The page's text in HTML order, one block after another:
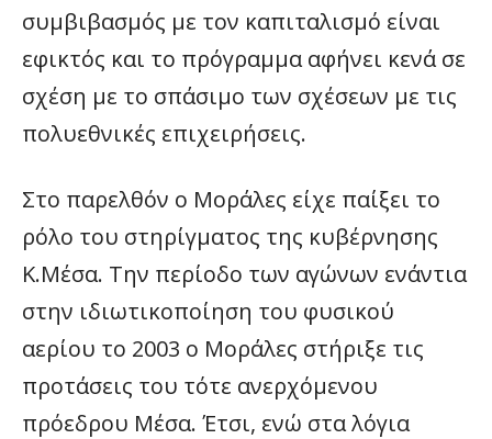
συμβιβασμός με τον καπιταλισμό είναι
εφικτός και το πρόγραμμα αφήνει κενά σε
σχέση με το σπάσιμο των σχέσεων με τις
πολυεθνικές επιχειρήσεις.
Στο παρελθόν ο Μοράλες είχε παίξει το
ρόλο του στηρίγματος της κυβέρνησης
Κ.Μέσα. Την περίοδο των αγώνων ενάντια
στην ιδιωτικοποίηση του φυσικού
αερίου το 2003 ο Μοράλες στήριξε τις
προτάσεις του τότε ανερχόμενου
πρόεδρου Μέσα. Έτσι, ενώ στα λόγια